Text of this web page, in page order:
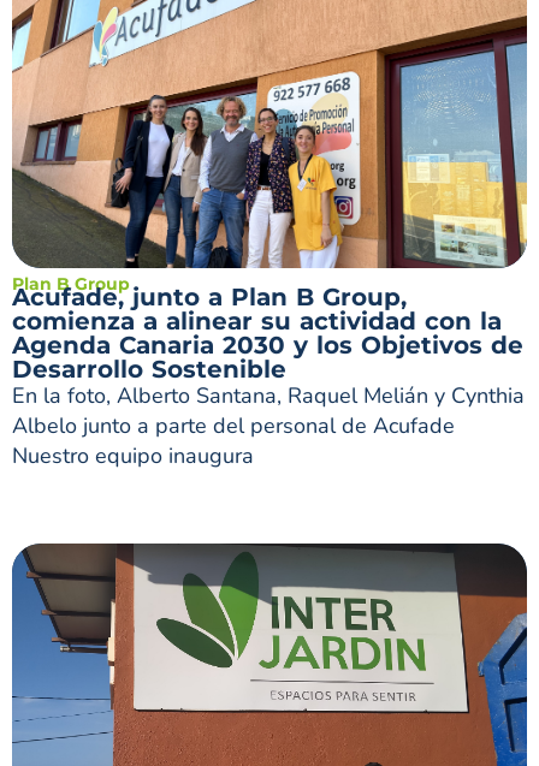
Plan B Group
Acufade, junto a Plan B Group,
comienza a alinear su actividad con la
Agenda Canaria 2030 y los Objetivos de
Desarrollo Sostenible
En la foto, Alberto Santana, Raquel Melián y Cynthia
Albelo junto a parte del personal de Acufade
Nuestro equipo inaugura